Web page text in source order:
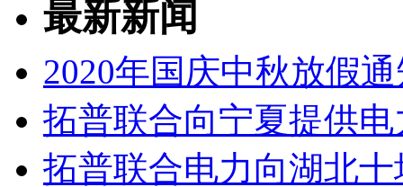
最新新闻
2020年国庆中秋放假
拓普联合向宁夏提供
拓普联合电力向湖北